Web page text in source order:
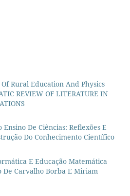
Rural Education And Physics
REVIEW OF LITERATURE IN
De Ciências: Reflexões E
Do Conhecimento Científico
E Educação Matemática
De Carvalho Borba E Miriam